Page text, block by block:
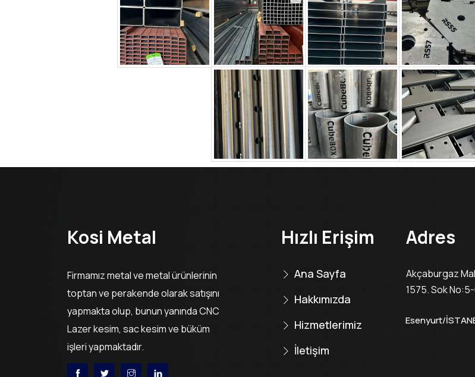
Kosi Metal
Firmamız metal ve metal ürünlerinin
toptan ve perakende olarak satışını
yapmakta olup, bunun yanında CNC
Lazer kesim, sac kesim ve büküm
işleri yapmaktadır.
Hızlı Erişim
Ana Sayfa
Hakkımızda
Hizmetlerimiz
İletişim
Adres
Akçaburgaz
1575. Sok
Esenyurt/